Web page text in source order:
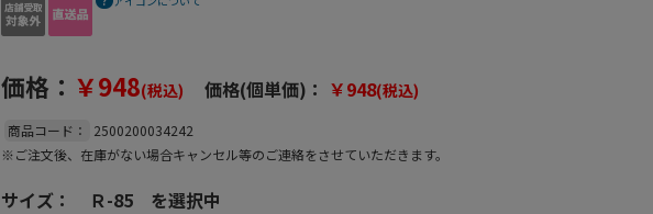
価格： ￥948(税込) 価格(個単価)： ￥948(税込)
商品コード：
2500200034242
※ご注文後、在庫がない場合キャンセル等のご連絡をさせていただきます。
サイズ： Ｒ-85 を選択中